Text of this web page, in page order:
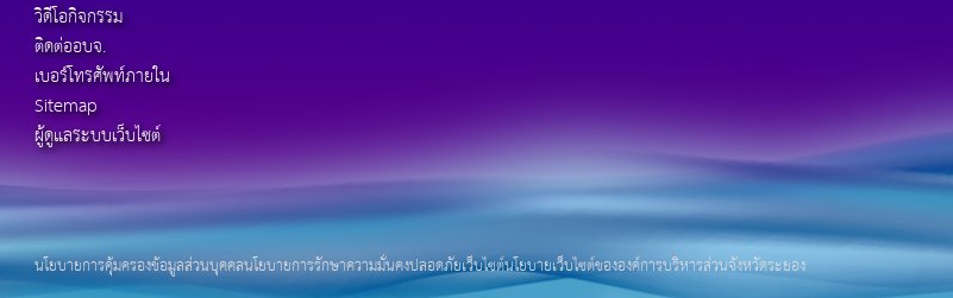
วิดีโอกิจกรรม
ติดต่ออบจ.
เบอร์โทรศัพท์ภายใน
Sitemap
ผู้ดูแลระบบเว็บไซต์
นโยบายการคุ้มครองข้อมูลส่วนบุคคลนโยบายการรักษาความมั่นคงปลอดภัยเว็บไซต์นโยบายเว็บไซต์ขององค์การบริหารส่วนจังหวัดระยอง